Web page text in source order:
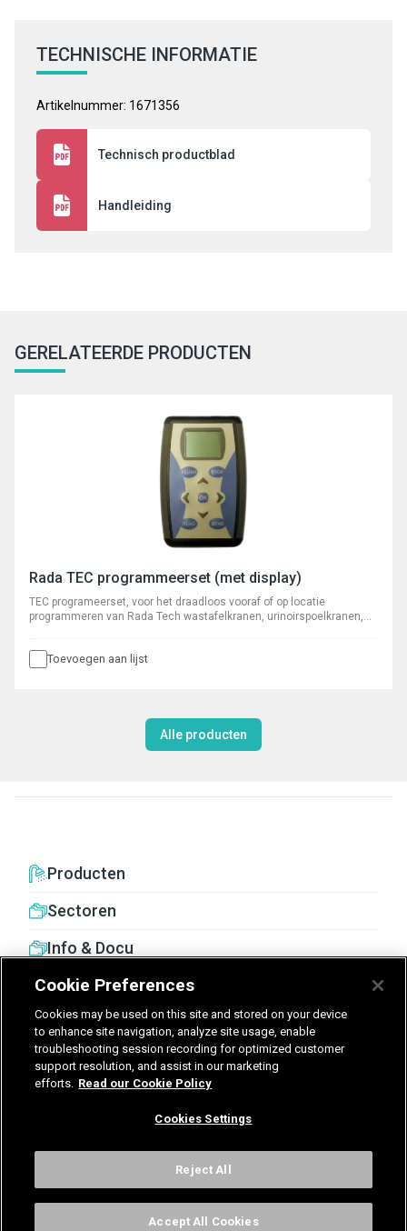
TECHNISCHE INFORMATIE
Artikelnummer: 1671356
Technisch productblad
Handleiding
GERELATEERDE PRODUCTEN
Rada TEC programmeerset (met display)
TEC programeerset, voor het draadloos vooraf of op locatie
programmeren van Rada Tech wastafelkranen, urinoirspoelkranen,
Toevoegen aan lijst
Alle producten
Producten
Sectoren
Info & Docu
United Kingdom Germany Nederland
België - Nederlands
Cookie Preferences
Cookies may be used on this site and stored on your device
to enhance site navigation, analyze site usage, enable
troubleshooting session recording for optimized customer
support resolution, and assist in our marketing
efforts. Read our Cookie Policy
Cookies Settings
Reject All
Accept All Cookies